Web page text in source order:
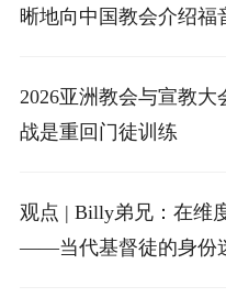
晰地向中国教会介绍福
2026亚洲教会与宣教
战是重回门徒训练
观点 | Billy弟兄：在维
——当代基督徒的身份